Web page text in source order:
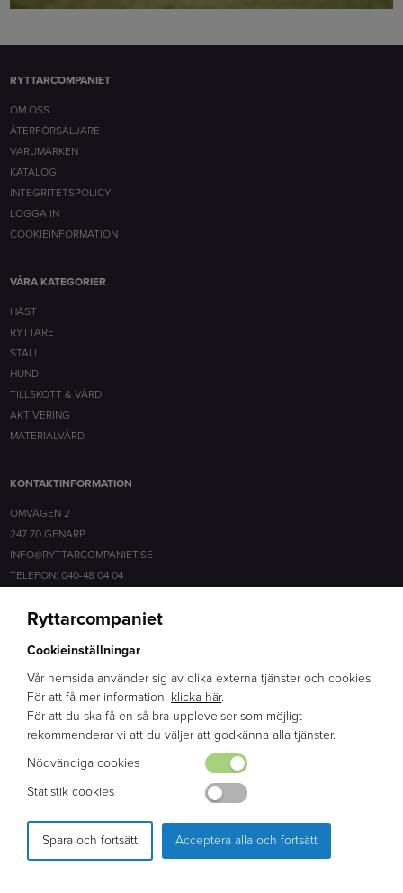
RYTTARCOMPANIET
OM OSS
ÅTERFÖRSÄLJARE
VARUMÄRKEN
KATALOG
INTEGRITETSPOLICY
LOGGA IN
COOKIEINFORMATION
VÅRA KATEGORIER
HÄST
RYTTARE
STALL
HUND
TILLSKOTT & VÅRD
AKTIVERING
MATERIALVÅRD
KONTAKTINFORMATION
OMVÄGEN 2
247 70 GENARP
INFO@RYTTARCOMPANIET.SE
TELEFON: 040-48 04 04
SOCIALA MEDIER
FACEBOOK
INSTAGRAM
ERFARENHET
PRODUKTION & DESIGN: WEBBPARTNER
Ryttarcompaniet
Cookieinställningar
Vår hemsida använder sig av olika externa tjänster och cookies.
För att få mer information, klicka här.
För att du ska få en så bra upplevelser som möjligt
rekommenderar vi att du väljer att godkänna alla tjänster.
Nödvändiga cookies
Statistik cookies
Spara och fortsätt Acceptera alla och fortsätt